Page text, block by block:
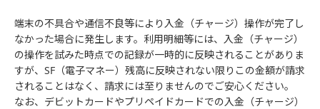
端末の不具合や通信不良等により入金（チャージ）操作が完了し
なかった場合に発生します。利用明細等には、入金（チャージ）
の操作を試みた時点での記録が一時的に反映されることがありま
すが、SF（電子マネー）残高に反映されない限りこの金額が請求
されることはなく、請求には至りませんのでご安心ください。
なお、デビットカードやプリペイドカードでの入金（チャージ）